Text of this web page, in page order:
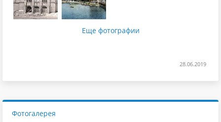
Еще фотографии
28.06.2019
Фотогалерея